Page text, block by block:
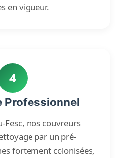
en vigueur.
4
Professionnel
Fesc, nos couvreurs
par un pré-
fortement colonisées,